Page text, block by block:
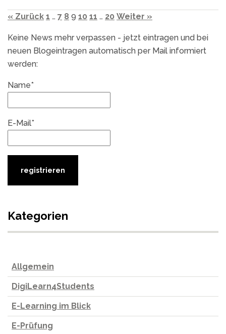
« Zurück 1 … 7 8 9 10 11 … 20 Weiter »
Keine News mehr verpassen - jetzt eintragen und bei
neuen Blogeintragen automatisch per Mail informiert
werden:
Name*
E-Mail*
Kategorien
Allgemein
DigiLearn4Students
E-Learning im Blick
E-Prüfung